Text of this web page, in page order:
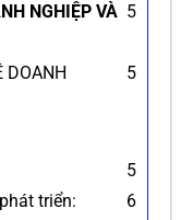
NGHIỆP VÀ 5
DOANH
5
5
triển:
6